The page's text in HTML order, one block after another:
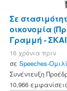
Σε
οικονομία
Γραμμή -
16 χρόνια πριν
σε Speeches-
Συνέντευξη
10,966 εμφανίσεις